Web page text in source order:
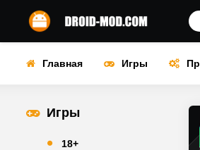
Главная Игры
Игры
18+